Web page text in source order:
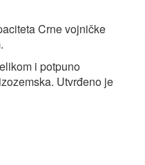
Crne vojničke
i potpuno
Utvrđeno je